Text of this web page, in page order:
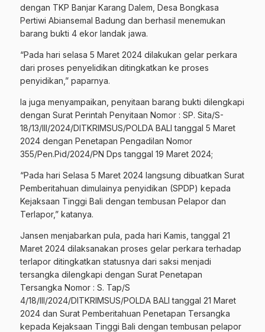
dengan TKP Banjar Karang Dalem, Desa Bongkasa
Pertiwi Abiansemal Badung dan berhasil menemukan
barang bukti 4 ekor landak jawa.
“Pada hari selasa 5 Maret 2024 dilakukan gelar perkara
dari proses penyelidikan ditingkatkan ke proses
penyidikan,” paparnya.
Ia juga menyampaikan, penyitaan barang bukti dilengkapi
dengan Surat Perintah Penyitaan Nomor : SP. Sita/S-
18/13/III/2024/DITKRIMSUS/POLDA BALI tanggal 5 Maret
2024 dengan Penetapan Pengadilan Nomor
355/Pen.Pid/2024/PN Dps tanggal 19 Maret 2024;
“Pada hari Selasa 5 Maret 2024 langsung dibuatkan Surat
Pemberitahuan dimulainya penyidikan (SPDP) kepada
Kejaksaan Tinggi Bali dengan tembusan Pelapor dan
Terlapor,” katanya.
Jansen menjabarkan pula, pada hari Kamis, tanggal 21
Maret 2024 dilaksanakan proses gelar perkara terhadap
terlapor ditingkatkan statusnya dari saksi menjadi
tersangka dilengkapi dengan Surat Penetapan
Tersangka Nomor : S. Tap/S
4/18/III/2024/DITKRIMSUS/POLDA BALI tanggal 21 Maret
2024 dan Surat Pemberitahuan Penetapan Tersangka
kepada Kejaksaan Tinggi Bali dengan tembusan pelapor